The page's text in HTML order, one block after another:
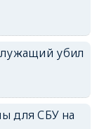
убил
для СБУ на